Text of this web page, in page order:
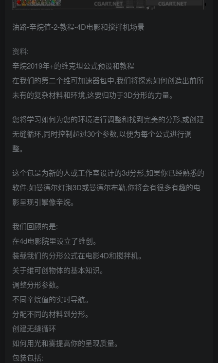
油路-辛烷值-2-教程-4D电影和搅拌机场景
资料:
辛烷2019年+的维克坦公式预设和教程
在我们的第二个维可加速器包中,我们将探索如何创造出前所
未有的复杂材料和环境,这要归功于3D分形的力量。
您将学习如何为您的环境进行调整和找到完美的分形,或创建
无缝循环,同时控制超过30个参数,以便为每个公式进行调
整。
这个包是为新的人或工作室设计的3d分形,如果你已经熟悉的
软件,如曼德尔灯泡3D或曼德尔布勒,你将会有很多有趣的电
影呈现引擎像辛烷。
我们回顾的是:
在4d电影院里设立了维创。
装载我们的分形公式在电影4D和搅拌机。
关于维可创物体的基本知识。
调整分形参数。
不同辛烷值的实时导航。
分配不同的材料到分形。
创建无缝循环
如何用光和雾提高你的呈现质量。
包装包括: